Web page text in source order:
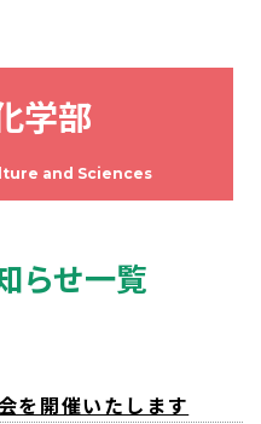
学部
and Sciences
らせ一覧
を開催いたします